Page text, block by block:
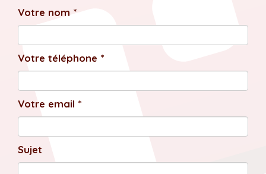
Votre nom *
Votre téléphone *
Votre email *
Sujet